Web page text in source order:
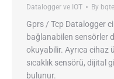
Datalogger ve IOT By
Gprs / Tcp Datalogger
bağlanabilen sensörler
okuyabilir. Ayrıca cihaz
sıcaklık sensörü, dijital
bulunur.